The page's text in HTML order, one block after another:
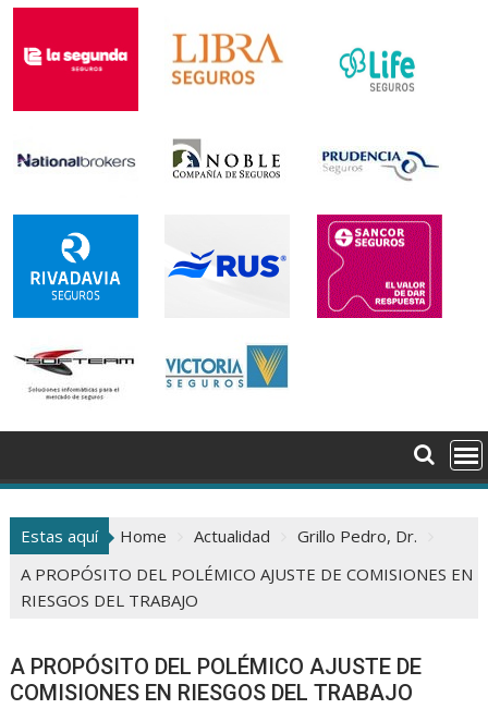
Estas aquí Home Actualidad
Grillo Pedro, Dr.
A PROPÓSITO DEL POLÉMICO AJUSTE DE COMISIONES EN
RIESGOS DEL TRABAJO
A PROPÓSITO DEL POLÉMICO AJUSTE DE
COMISIONES EN RIESGOS DEL TRABAJO